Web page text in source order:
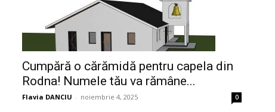
Cumpără o cărămidă pentru capela din
Rodna! Numele tău va rămâne...
Flavia DANCIU - noiembrie 4, 2025 0